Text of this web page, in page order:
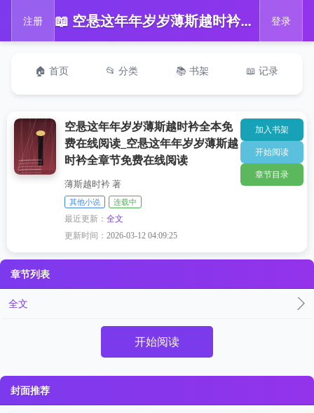
注册 📖 空悬这年年岁岁薄斯越时衿全本免费在线阅读_空悬这年年岁岁薄斯越时衿全章节免费在线阅读 登录
🏠 首页 📂 分类 📚 书架 📖 记录
空悬这年年岁岁薄斯越时衿全本免
费在线阅读_空悬这年年岁岁薄斯越
时衿全章节免费在线阅读
薄斯越时衿 著
其他小说 连载中
最近更新：全文
更新时间：2026-03-12 04:09:25
加入书架
开始阅读
章节目录
章节列表
全文
开始阅读
封面推荐